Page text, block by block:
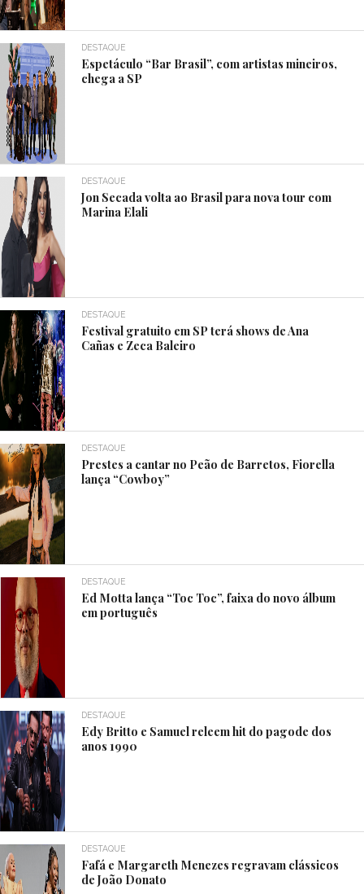
DESTAQUE
Espetáculo “Bar Brasil”, com artistas mineiros,
chega a SP
DESTAQUE
Jon Secada volta ao Brasil para nova tour com
Marina Elali
DESTAQUE
Festival gratuito em SP terá shows de Ana
Cañas e Zeca Baleiro
DESTAQUE
Prestes a cantar no Peão de Barretos, Fiorella
lança “Cowboy”
DESTAQUE
Ed Motta lança “Toc Toc”, faixa do novo álbum
em português
DESTAQUE
Edy Britto e Samuel releem hit do pagode dos
anos 1990
DESTAQUE
Fafá e Margareth Menezes regravam clássicos
de João Donato